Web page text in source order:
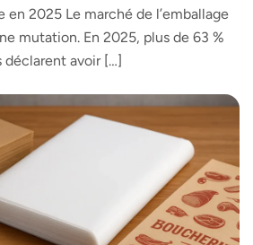
en 2025 Le marché de l’emballage
mutation. En 2025, plus de 63 %
déclarent avoir […]